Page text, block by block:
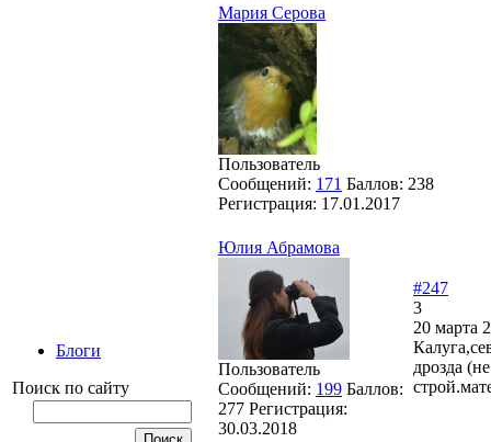
Блоги
Поиск по сайту
Мария Серова
Пользователь
Сообщений: 171 Баллов: 238
Регистрация: 17.01.2017
Юлия Абрамова
Пользователь
Сообщений: 199 Баллов:
277 Регистрация:
30.03.2018
#247
3
20 марта
дрозда